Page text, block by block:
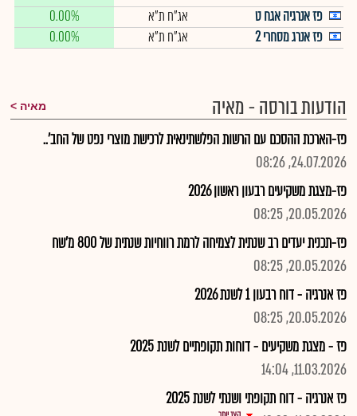
פז אנרגיה אגח ט
אג"ח ת"א
0.00%
פז אנרג מסחרי 2
אג"ח ת"א 0.00%
הודעות בורסה - מאיה מאיה
פז-הארכת ההסכם עם הרשות הפלשתינאית לרכישת מוצרי נפט של החב'..
24.07.2026, 08:26
פז-מצגת משקיעים רבעון ראשון 2026
20.05.2026, 08:25
פז-תכנית יעדים רב שנתית לצמיחה לרמת רווחיות שנתית של 800 מ'שח
20.05.2026, 08:25
פז אנרגיה - דוח רבעון 1 לשנת 2026
20.05.2026, 08:25
פז - מצגת משקיעים - דוחות תקופתיים לשנת 2025
11.03.2026, 14:04
פז אנרגיה - דוח תקופתי ושנתי לשנת 2025